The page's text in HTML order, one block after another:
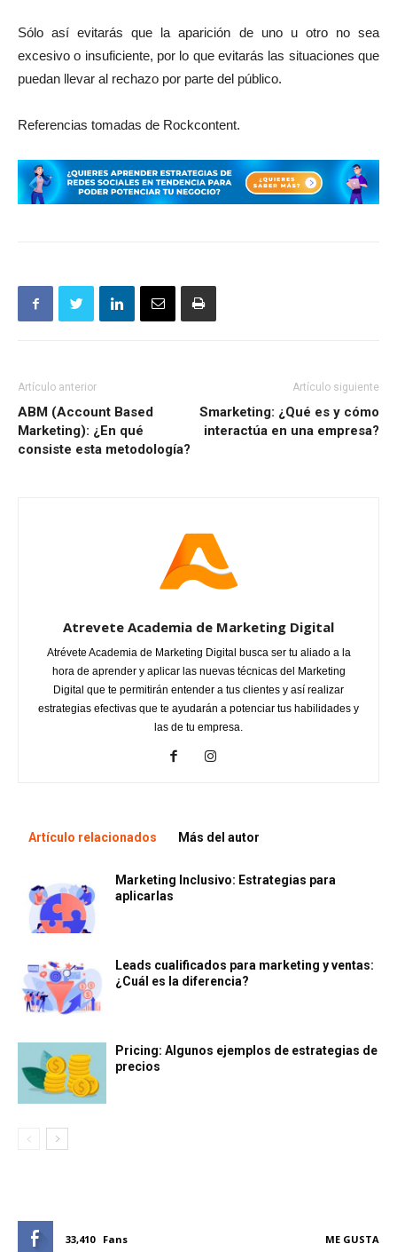
Sólo así evitarás que la aparición de uno u otro no sea
excesivo o insuficiente, por lo que evitarás las situaciones que
puedan llevar al rechazo por parte del público.
Referencias tomadas de Rockcontent.
Artículo anterior
ABM (Account Based
Marketing): ¿En qué
consiste esta metodología?
Artículo siguiente
Smarketing: ¿Qué es y cómo
interactúa en una empresa?
Atrevete Academia de Marketing Digital
Atrévete Academia de Marketing Digital busca ser tu aliado a la
hora de aprender y aplicar las nuevas técnicas del Marketing
Digital que te permitirán entender a tus clientes y así realizar
estrategias efectivas que te ayudarán a potenciar tus habilidades y
las de tu empresa.
Artículo relacionados Más del autor
Marketing Inclusivo: Estrategias para
aplicarlas
Leads cualificados para marketing y ventas:
¿Cuál es la diferencia?
Pricing: Algunos ejemplos de estrategias de
precios
33,410 Fans ME GUSTA